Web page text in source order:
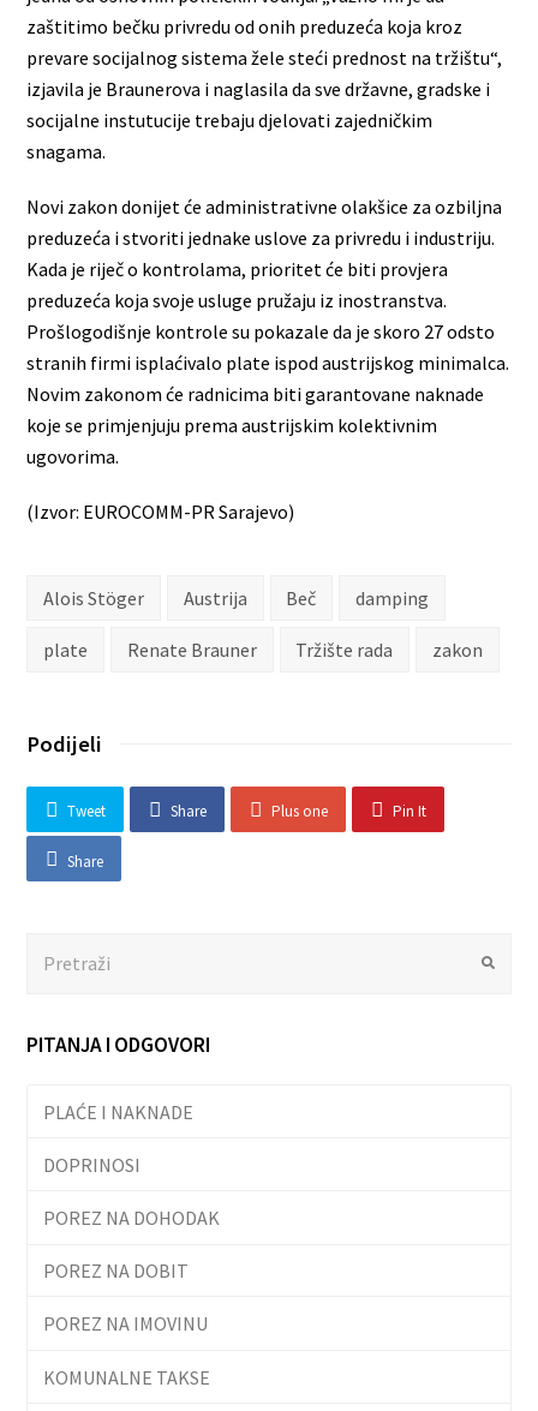
zaštitimo bečku privredu od onih preduzeća koja kroz
prevare socijalnog sistema žele steći prednost na tržištu“,
izjavila je Braunerova i naglasila da sve državne, gradske i
socijalne instutucije trebaju djelovati zajedničkim
snagama.
Novi zakon donijet će administrativne olakšice za ozbiljna
preduzeća i stvoriti jednake uslove za privredu i industriju.
Kada je riječ o kontrolama, prioritet će biti provjera
preduzeća koja svoje usluge pružaju iz inostranstva.
Prošlogodišnje kontrole su pokazale da je skoro 27 odsto
stranih firmi isplaćivalo plate ispod austrijskog minimalca.
Novim zakonom će radnicima biti garantovane naknade
koje se primjenjuju prema austrijskim kolektivnim
ugovorima.
(Izvor: EUROCOMM-PR Sarajevo)
Alois Stöger Austrija Beč damping
plate Renate Brauner Tržište rada zakon
Podijeli
Tweet Share Plus one Pin It
Share
Submit
PITANJA I ODGOVORI
PLAĆE I NAKNADE
DOPRINOSI
POREZ NA DOHODAK
POREZ NA DOBIT
POREZ NA IMOVINU
KOMUNALNE TAKSE